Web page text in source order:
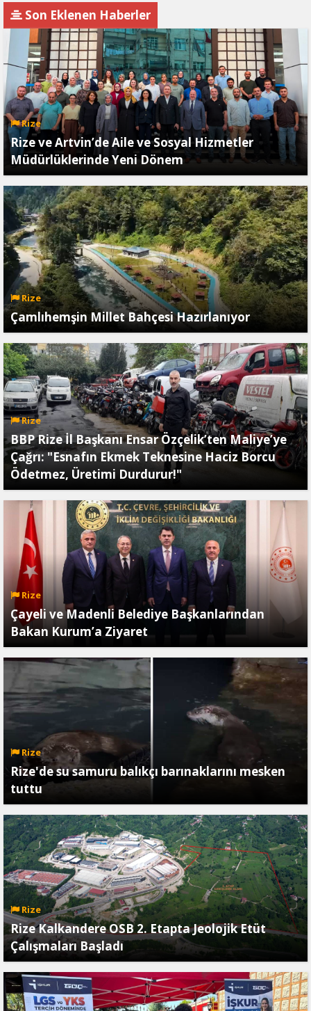
Son Eklenen Haberler
Rize
Rize ve Artvin’de Aile ve Sosyal Hizmetler
Müdürlüklerinde Yeni Dönem
Rize
Çamlıhemşin Millet Bahçesi Hazırlanıyor
Rize
BBP Rize İl Başkanı Ensar Özçelik’ten Maliye’ye
Çağrı: "Esnafın Ekmek Teknesine Haciz Borcu
Ödetmez, Üretimi Durdurur!"
Rize
Çayeli ve Madenli Belediye Başkanlarından
Bakan Kurum’a Ziyaret
Rize
Rize'de su samuru balıkçı barınaklarını mesken
tuttu
Rize
Rize Kalkandere OSB 2. Etapta Jeolojik Etüt
Çalışmaları Başladı